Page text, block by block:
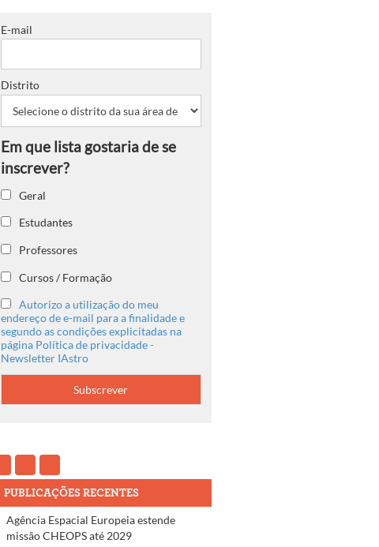
E-mail
Distrito
Geral
Estudantes
Professores
Cursos / Formação
Autorizo a utilização do meu
endereço de e-mail para a finalidade e
segundo as condições explicitadas na
página Política de privacidade -
Newsletter IAstro
PUBLICAÇÕES RECENTES
Agência Espacial Europeia estende
missão CHEOPS até 2029